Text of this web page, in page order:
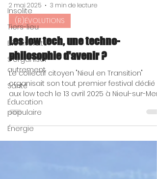
Insolite
Tiers-lieu
Biodiversité
S'organiser
autrement
Santé
Éducation
populaire
Énergie
2 mai 2025 3 min de lecture
(R)ÉVOLUTIONS
Les low tech, une techno-
philosophie d'avenir ?
Le collectif citoyen "Nieul en Transition"
organisait son tout premier festival dédié
aux low tech le 13 avril 2025 à Nieul-sur-Mer,...